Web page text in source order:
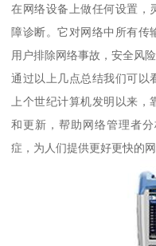
在网络设备上做任何设置，
障诊断。它对网络中所有传
用户排除网络事故，安全风
通过以上几点总结我们可以
上个世纪计算机发明以来
和更新，帮助网络管理者
症，为人们提供更好更快的网